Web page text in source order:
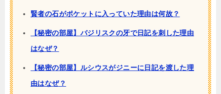
賢者の石がポケットに入っていた理由は何故？
【秘密の部屋】バジリスクの牙で日記を刺した理由
はなぜ？
【秘密の部屋】ルシウスがジニーに日記を渡した理
由はなぜ？